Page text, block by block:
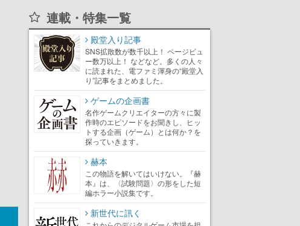
連載・特集一覧
殿堂入り記事
SNS拡散数が数千以上！ ページビュ
ー数万以上！ などなど。多くの人々
に読まれた、電ファミ渾身の“殿堂入
り”記事をまとめました。
ゲームの企画書
名作ゲームクリエイターの方々に製
作時のエピソードをお聞きし、ヒッ
トする企画（ゲーム）とは何か？を
探っていきます。
赫本
この物語を解いてはいけない。『赫
本』は、〈試験問題〉の形をした短
編ホラー小説集です。
新世代に訊く